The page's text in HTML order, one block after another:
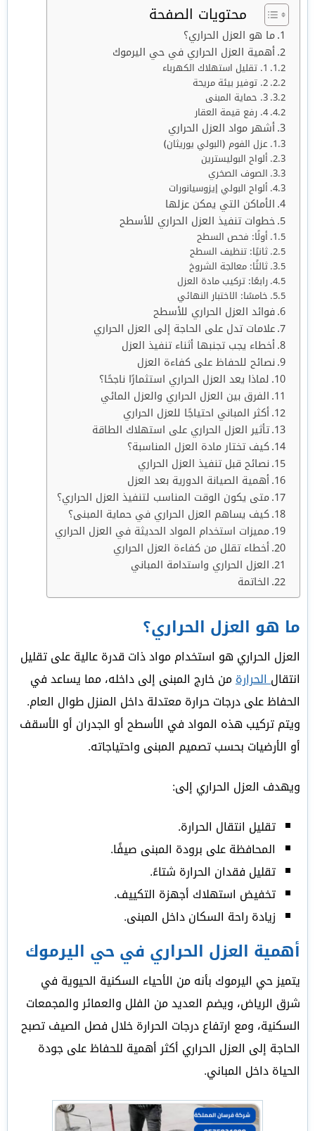
محتويات الصفحة
ما هو العزل الحراري؟
أهمية العزل الحراري في حي اليرموك
1. تقليل استهلاك الكهرباء
2. توفير بيئة مريحة
3. حماية المبنى
4. رفع قيمة العقار
أشهر مواد العزل الحراري
عزل الفوم (البولي يوريثان)
ألواح البوليسترين
الصوف الصخري
ألواح البولي إيزوسيانورات
الأماكن التي يمكن عزلها
خطوات تنفيذ العزل الحراري للأسطح
أولًا: فحص السطح
ثانيًا: تنظيف السطح
ثالثًا: معالجة الشروخ
رابعًا: تركيب مادة العزل
خامسًا: الاختبار النهائي
فوائد العزل الحراري للأسطح
علامات تدل على الحاجة إلى العزل الحراري
أخطاء يجب تجنبها أثناء تنفيذ العزل
نصائح للحفاظ على كفاءة العزل
لماذا يعد العزل الحراري استثمارًا ناجحًا؟
الفرق بين العزل الحراري والعزل المائي
أكثر المباني احتياجًا للعزل الحراري
تأثير العزل الحراري على استهلاك الطاقة
كيف تختار مادة العزل المناسبة؟
نصائح قبل تنفيذ العزل الحراري
أهمية الصيانة الدورية بعد العزل
متى يكون الوقت المناسب لتنفيذ العزل الحراري؟
كيف يساهم العزل الحراري في حماية المبنى؟
مميزات استخدام المواد الحديثة في العزل الحراري
أخطاء تقلل من كفاءة العزل الحراري
العزل الحراري واستدامة المباني
الخاتمة
ما هو العزل الحراري؟
العزل الحراري هو استخدام مواد ذات قدرة عالية على تقليل
انتقالالحرارةمن خارج المبنى إلى داخله، مما يساعد في
الحفاظ على درجات حرارة معتدلة داخل المنزل طوال العام.
ويتم تركيب هذه المواد في الأسطح أو الجدران أو الأسقف
أو الأرضيات بحسب تصميم المبنى واحتياجاته.
ويهدف العزل الحراري إلى:
تقليل انتقال الحرارة.
المحافظة على برودة المبنى صيفًا.
تقليل فقدان الحرارة شتاءً.
تخفيض استهلاك أجهزة التكييف.
زيادة راحة السكان داخل المبنى.
أهمية العزل الحراري في حي اليرموك
يتميز حي اليرموك بأنه من الأحياء السكنية الحيوية في
شرق الرياض، ويضم العديد من الفلل والعمائر والمجمعات
السكنية، ومع ارتفاع درجات الحرارة خلال فصل الصيف تصبح
الحاجة إلى العزل الحراري أكثر أهمية للحفاظ على جودة
الحياة داخل المباني.